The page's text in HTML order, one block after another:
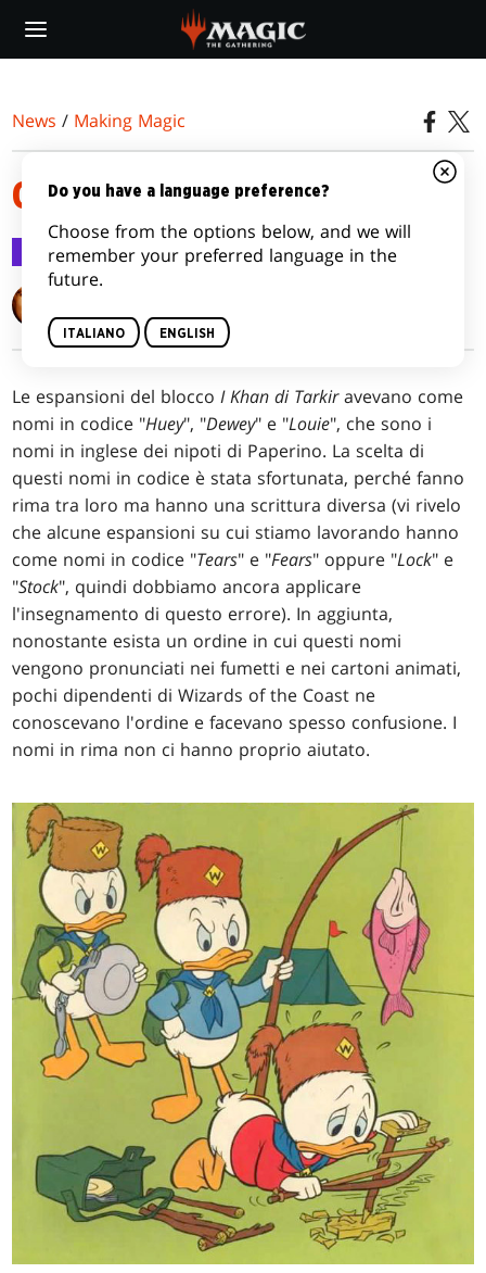
main
News / Making Magic
QUI, QUO, QUA... E QUE
Making Magic 11 mag 2015
Le espansioni del bloccoI Khan di Tarkiravevano come
nomi in codice "Huey", "Dewey" e "Louie", che sono i
nomi in inglese dei nipoti di Paperino. La scelta di
questi nomi in codice è stata sfortunata, perché fanno
rima tra loro ma hanno una scrittura diversa (vi rivelo
che alcune espansioni su cui stiamo lavorando hanno
come nomi in codice "Tears" e "Fears" oppure "Lock" e
"Stock", quindi dobbiamo ancora applicare
l'insegnamento di questo errore). In aggiunta,
nonostante esista un ordine in cui questi nomi
vengono pronunciati nei fumetti e nei cartoni animati,
pochi dipendenti di Wizards of the Coast ne
conoscevano l'ordine e facevano spesso confusione. I
nomi in rima non ci hanno proprio aiutato.
Do you have a language preference?
Choose from the options below, and we will
remember your preferred language in the
future.
ITALIANO ENGLISH